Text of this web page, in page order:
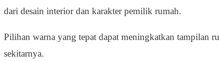
dari desain interior dan karakter pemilik rumah.
Pilihan warna yang tepat dapat meningkatkan tampilan
sekitarnya.